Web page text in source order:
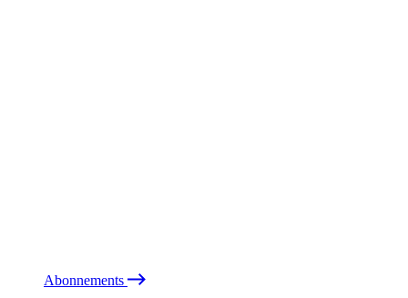
Abonnements